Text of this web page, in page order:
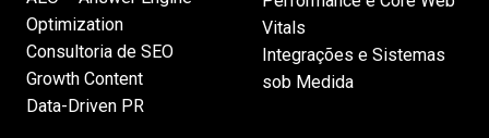
Optimization
Consultoria de SEO
Growth Content
Data-Driven PR
Vitals
Integrações e Sistemas
sob Medida